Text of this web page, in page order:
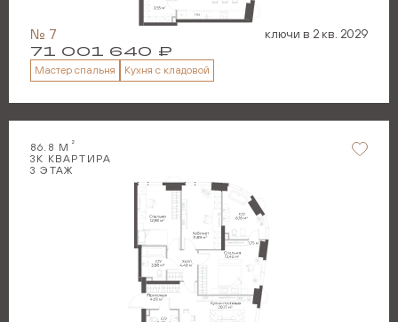
№ 7 ключи в 2 кв. 2029
71 001 640 ₽
Мастер спальня Кухня с кладовой
86.8 М 2
3 К КВАРТИРА
3 ЭТАЖ